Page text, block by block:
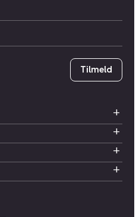
Tilmeld